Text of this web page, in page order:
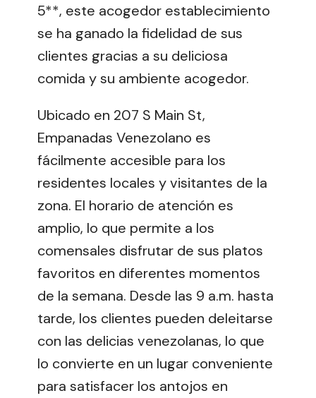
5**, este acogedor establecimiento
se ha ganado la fidelidad de sus
clientes gracias a su deliciosa
comida y su ambiente acogedor.
Ubicado en 207 S Main St,
Empanadas Venezolano es
fácilmente accesible para los
residentes locales y visitantes de la
zona. El horario de atención es
amplio, lo que permite a los
comensales disfrutar de sus platos
favoritos en diferentes momentos
de la semana. Desde las 9 a.m. hasta
tarde, los clientes pueden deleitarse
con las delicias venezolanas, lo que
lo convierte en un lugar conveniente
para satisfacer los antojos en